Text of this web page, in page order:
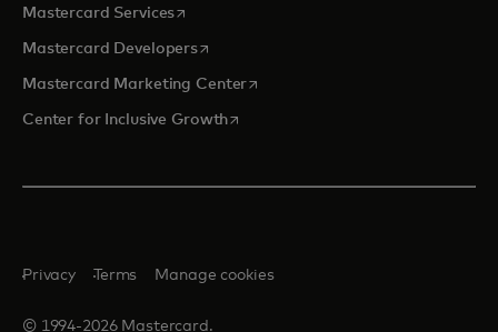
Mastercard Servicesopens in a new tab
Mastercard Developersopens in a new tab
Mastercard Marketing Centeropens in a new tab
Center for Inclusive Growthopens in a new tab
© 1994-2026 Mastercard.
Privacy Terms Manage cookies